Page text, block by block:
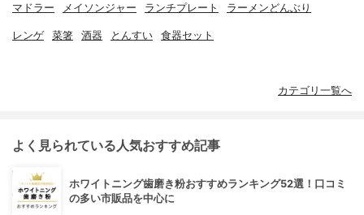
マドラー メイソンジャー ランチプレート ラーメンどんぶり
レンゲ 菜箸 酒器 とんすい 食器セット
カテゴリ一覧へ
よく見られている人気おすすめ記事
ホワイトニング歯磨き粉おすすめランキング52選！口コミ
の多い市販品を中心に